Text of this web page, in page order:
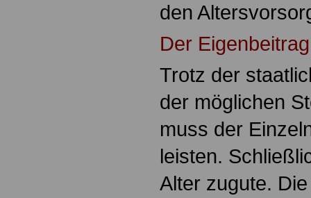
den
Der Eigenbeitrag
Trotz der
der möglichen
muss der
leisten.
Alter zugute.